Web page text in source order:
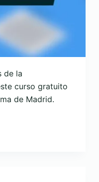
de la
curso gratuito
de Madrid.